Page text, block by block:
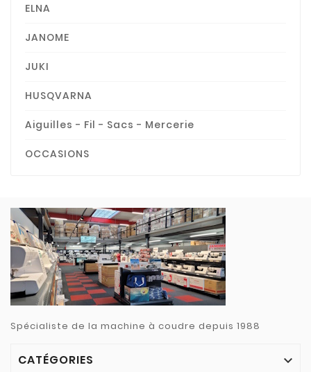
ELNA
JANOME
JUKI
HUSQVARNA
Aiguilles - Fil - Sacs - Mercerie
OCCASIONS
Spécialiste de la machine à coudre depuis 1988
CATÉGORIES 